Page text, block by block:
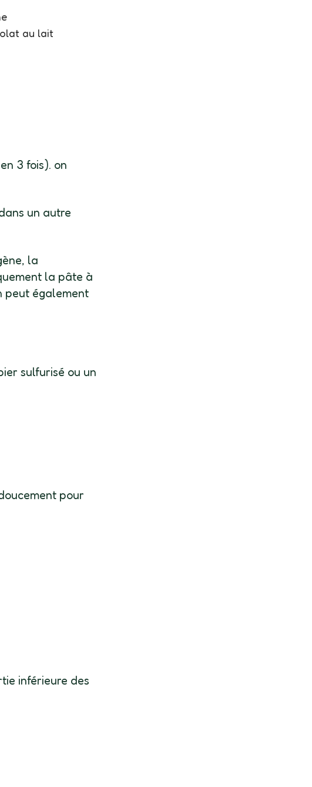
au lait
3 fois). on
un autre
la
la pâte à
peut également
sulfurisé ou un
pour
inférieure des